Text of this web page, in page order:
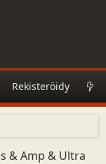
Rekisteröidy
& Amp & Ultra